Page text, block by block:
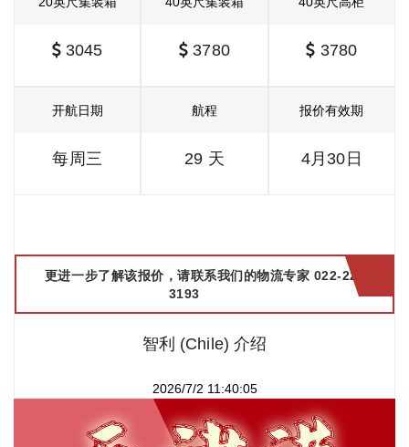
3045 3780 3780
开航日期
每周三
航程
29 天
报价有效期
4月30日
更进一步了解该报价，请联系我们的物流专家 022-2299
3193
智利 (Chile) 介绍
2026/7/2 11:40:05